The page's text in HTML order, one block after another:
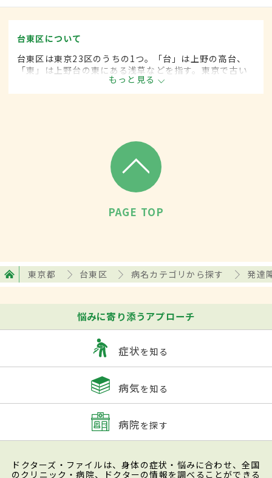
台東区について
台東区は東京23区のうちの1つ。「台」は上野の高台、
「東」は上野台の東にある浅草などを指す。東京で古い
市街地のひとつ。区内には美術館や博物館が建築され、
アートの発信地とされる。街の中心の上野には全国から
もっと見る
PAGE TOP
東京都 台東区 病名カテゴリから探す 発達
悩みに寄り添うアプローチ
症状を知る
病気を知る
病院を探す
ドクターズ・ファイルは、身体の症状・悩みに合わせ、全国
のクリニック・病院、ドクターの情報を調べることができる